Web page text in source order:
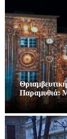
Παραμυθιά: